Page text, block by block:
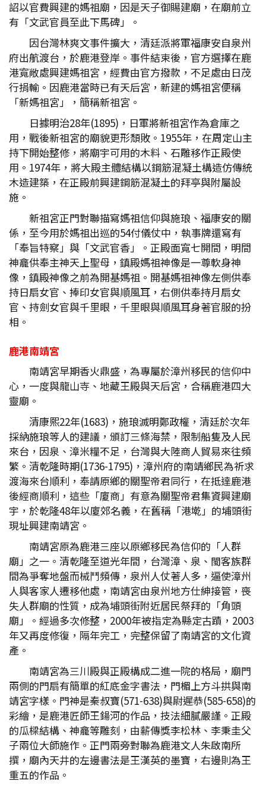
詔以官費興建的媽祖廟，因是天子御賜建廟，在廟前立
有「文武官員至此下馬碑」。
因台灣林爽文事件擴大，清廷派將軍福康安自泉州
府出航渡台，於鹿港登岸。事件結束後，官方選擇在鹿
港寬敞處興建媽祖宮，經費由官方撥款，不足處由日茂
行捐輸。因鹿港當時已有天后宮，新建的媽祖宮便稱
「新媽祖宮」，簡稱新祖宮。
日據明治28年(1895)，日軍將新祖宮作為倉庫之
用，戰後新祖宮的廟貌更形頹敗。1955年，在周定山主
持下開始整修，將廟宇可用的木料、石雕移作正殿使
用。1974年，將大殿主體結構以鋼筋混凝土構造仿傳統
木造建築，在正殿前興建鋼筋混凝土的拜亭與附屬設
施。
新祖宮正門對聯描寫媽祖信仰與施琅、福康安的關
係，至今用於媽祖出巡的54付儀仗中，執事牌還寫有
「奉旨特察」與「文武官香」。正殿面寬七開間，明間
神龕供奉主神天上聖母，鎮殿媽祖神像是一尊軟身神
像，鎮殿神像之前為開基媽祖。開基媽祖神像左側供奉
持日扇女官、捧印女官與順風耳，右側供奉持月扇女
官、持劍女官與千里眼，千里眼與順風耳身著官服的扮
相。
鹿港南靖宮
南靖宮早期香火鼎盛，為專屬於漳州移民的信仰中
心，一度與龍山寺、地藏王殿與天后宮，合稱鹿港四大
靈廟。
清康熙22年(1683)，施琅滅明鄭政權，清廷於次年
採納施琅等人的建議，頒訂三條海禁，限制船隻及人民
來台，因泉、漳米糧不足，台灣與大陸商人貿易來往頻
繁。清乾隆時期(1736-1795)，漳州府的南靖鄉民為祈求
渡海來台順利，奉請原鄉的關聖帝君同行，在抵達鹿港
後經商順利，這些「廈商」有意為關聖帝君集資興建廟
宇，於乾隆48年以廈郊名義，在舊稱「港墘」的埔頭街
現址興建南靖宮。
南靖宮原為鹿港三座以原鄉移民為信仰的「人群
廟」之一。清乾隆至道光年間，台灣漳、泉、閩客族群
間為爭奪地盤而械鬥頻傳，泉州人仗著人多，逼使漳州
人與客家人遷移他處，南靖宮由泉州地方仕紳接管，喪
失人群廟的性質，成為埔頭街附近居民祭拜的「角頭
廟」。經過多次修整，2000年被指定為縣定古蹟，2003
年又再度修復，隔年完工，完整保留了南靖宮的文化資
產。
南靖宮為三川殿與正殿構成二進一院的格局，廟門
兩側的門扇有簡單的紅底金字書法，門楣上方斗拱與南
靖宮字樣。門神是秦叔寶(571-638)與尉遲恭(585-658)的
彩繪，是鹿港匠師王鍚河的作品，技法細膩嚴謹。正殿
的瓜樑結構、神龕等雕刻，由薪傳獎李松林、李秉圭父
子兩位大師施作。正門兩旁對聯為鹿港文人朱啟南所
撰，廟內天井的左邊書法是王漢英的墨寶，右邊則為王
重五的作品。